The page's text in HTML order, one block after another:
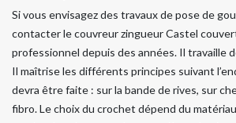
Si vous envisagez des travaux de pose de
contacter le couvreur zingueur Castel
professionnel depuis des années. Il travaille
Il maîtrise les différents principes suivant
devra être faite : sur la bande de rives, sur
fibro. Le choix du crochet dépend du